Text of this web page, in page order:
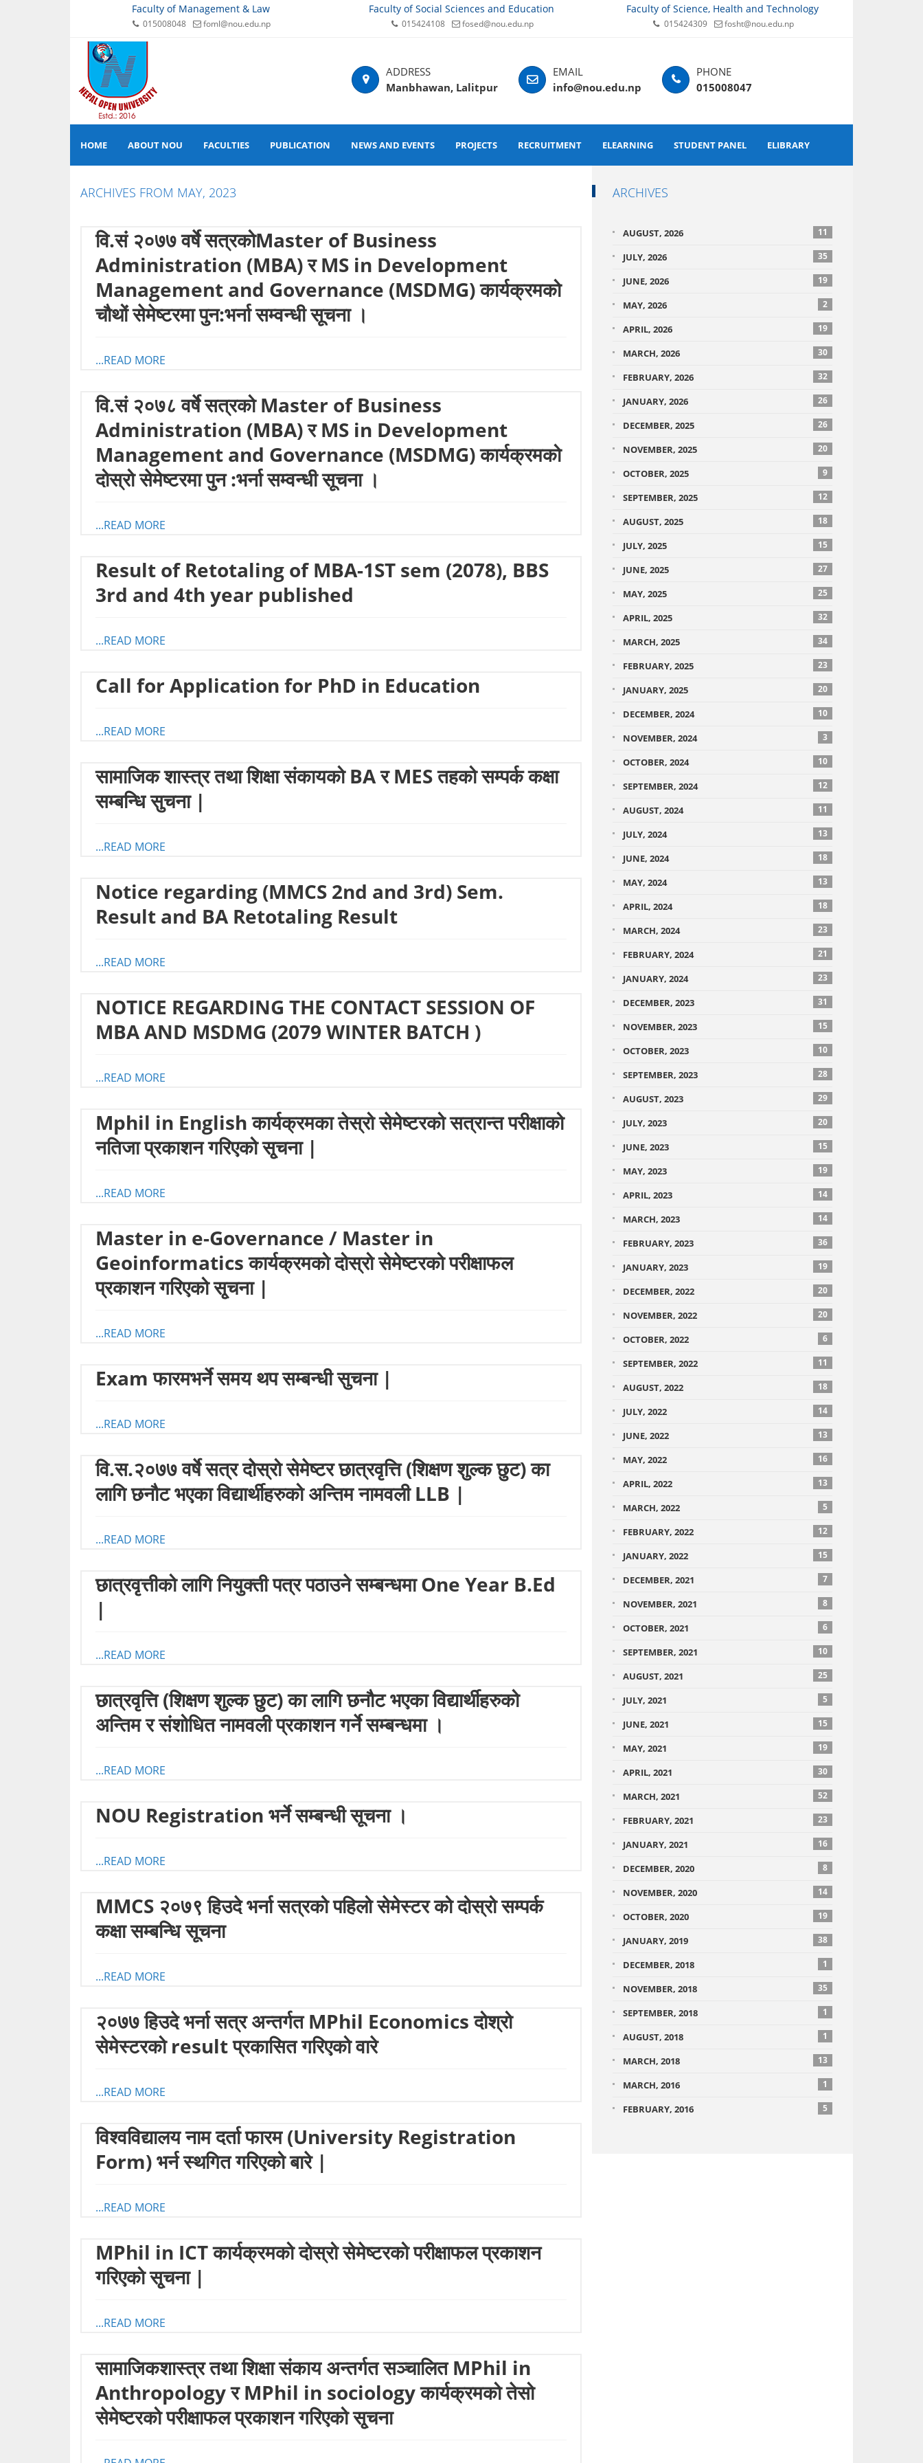
Faculty of Management & Law
015008048 foml@nou.edu.np
Faculty of Social Sciences and Education
015424108 fosed@nou.edu.np
Faculty of Science, Health and Technology
015424309 fosht@nou.edu.np
Manbhawan, Lalitpur info@nou.edu.np 015008047
HOME ABOUT NOU FACULTIES PUBLICATION NEWS AND EVENTS PROJECTS RECRUITMENT ELEARNING STUDENT PANEL ELIBRARY
ARCHIVES FROM MAY, 2023
वि.सं २०७७ वर्षे सत्रकोMaster of Business
Administration (MBA) र MS in Development
Management and Governance (MSDMG) कार्यक्रमको
चौथों सेमेष्टरमा पुन:भर्ना सम्वन्धी सूचना ।
...READ MORE
वि.सं २०७८ वर्षे सत्रको Master of Business
Administration (MBA) र MS in Development
Management and Governance (MSDMG) कार्यक्रमको
दोस्रो सेमेष्टरमा पुन :भर्ना सम्वन्धी सूचना ।
...READ MORE
Result of Retotaling of MBA-1ST sem (2078), BBS
3rd and 4th year published
...READ MORE
Call for Application for PhD in Education
...READ MORE
सामाजिक शास्त्र तथा शिक्षा संकायको BA र MES तहको सम्पर्क कक्षा
सम्बन्धि सुचना |
...READ MORE
Notice regarding (MMCS 2nd and 3rd) Sem.
Result and BA Retotaling Result
...READ MORE
NOTICE REGARDING THE CONTACT SESSION OF
MBA AND MSDMG (2079 WINTER BATCH )
...READ MORE
Mphil in English कार्यक्रमका तेस्रो सेमेष्टरको सत्रान्त परीक्षाको
नतिजा प्रकाशन गरिएको सृ्चना |
...READ MORE
Master in e-Governance / Master in
Geoinformatics कार्यक्रमको दोस्रो सेमेष्टरको परीक्षाफल
प्रकाशन गरिएको सृ्चना |
...READ MORE
Exam फारमभर्ने समय थप सम्बन्धी सुचना |
...READ MORE
वि.स.२०७७ वर्षे सत्र दोेस्रो सेमेष्टर छात्रवृत्ति (शिक्षण शुल्क छुट) का
लागि छनौट भएका विद्यार्थीहरुको अन्तिम नामवली LLB |
...READ MORE
छात्रवृत्तीको लागि नियुक्ती पत्र पठाउने सम्बन्धमा One Year B.Ed
|
...READ MORE
छात्रवृत्ति (शिक्षण शुल्क छुट) का लागि छनौट भएका विद्यार्थीहरुको
अन्तिम र संशोधित नामवली प्रकाशन गर्ने सम्बन्धमा ।
...READ MORE
NOU Registration भर्ने सम्बन्धी सूचना ।
...READ MORE
MMCS २०७९ हिउदे भर्ना सत्रको पहिलो सेमेस्टर को दोस्रो सम्पर्क
कक्षा सम्बन्धि सूचना
...READ MORE
२०७७ हिउदे भर्ना सत्र अन्तर्गत MPhil Economics दोश्रो
सेमेस्टरको result प्रकासित गरिएको वारे
...READ MORE
विश्वविद्यालय नाम दर्ता फारम (University Registration
Form) भर्न स्थगित गरिएको बारे |
...READ MORE
MPhil in ICT कार्यक्रमको दोस्रो सेमेष्टरको परीक्षाफल प्रकाशन
गरिएको सृ्चना |
...READ MORE
सामाजिकशास्त्र तथा शिक्षा संकाय अन्तर्गत सञ्चालित MPhil in
Anthropology र MPhil in sociology कार्यक्रमको तेसो
सेमेष्टरको परीक्षाफल प्रकाशन गरिएको सृ्चना
ARCHIVES
AUGUST, 2026 11
JULY, 2026 35
JUNE, 2026 19
MAY, 2026 2
APRIL, 2026 19
MARCH, 2026 30
FEBRUARY, 2026 32
JANUARY, 2026 26
DECEMBER, 2025 26
NOVEMBER, 2025 20
OCTOBER, 2025 9
SEPTEMBER, 2025 12
AUGUST, 2025 18
JULY, 2025 15
JUNE, 2025 27
MAY, 2025 25
APRIL, 2025 32
MARCH, 2025 34
FEBRUARY, 2025 23
JANUARY, 2025 20
DECEMBER, 2024 10
NOVEMBER, 2024 3
OCTOBER, 2024 10
SEPTEMBER, 2024 12
AUGUST, 2024 11
JULY, 2024 13
JUNE, 2024 18
MAY, 2024 13
APRIL, 2024 18
MARCH, 2024 23
FEBRUARY, 2024 21
JANUARY, 2024 23
DECEMBER, 2023 31
NOVEMBER, 2023 15
OCTOBER, 2023 10
SEPTEMBER, 2023 28
AUGUST, 2023 29
JULY, 2023 20
JUNE, 2023 15
MAY, 2023 19
APRIL, 2023 14
MARCH, 2023 14
FEBRUARY, 2023 36
JANUARY, 2023 19
DECEMBER, 2022 20
NOVEMBER, 2022 20
OCTOBER, 2022 6
SEPTEMBER, 2022 11
AUGUST, 2022 18
JULY, 2022 14
JUNE, 2022 13
MAY, 2022 16
APRIL, 2022 13
MARCH, 2022 5
FEBRUARY, 2022 12
JANUARY, 2022 15
DECEMBER, 2021 7
NOVEMBER, 2021 8
OCTOBER, 2021 6
SEPTEMBER, 2021 10
AUGUST, 2021 25
JULY, 2021 5
JUNE, 2021 15
MAY, 2021 19
APRIL, 2021 30
MARCH, 2021 52
FEBRUARY, 2021 23
JANUARY, 2021 16
DECEMBER, 2020 8
NOVEMBER, 2020 14
OCTOBER, 2020 19
JANUARY, 2019 38
DECEMBER, 2018 1
NOVEMBER, 2018 35
SEPTEMBER, 2018 1
AUGUST, 2018 1
MARCH, 2018 13
MARCH, 2016 1
FEBRUARY, 2016 5